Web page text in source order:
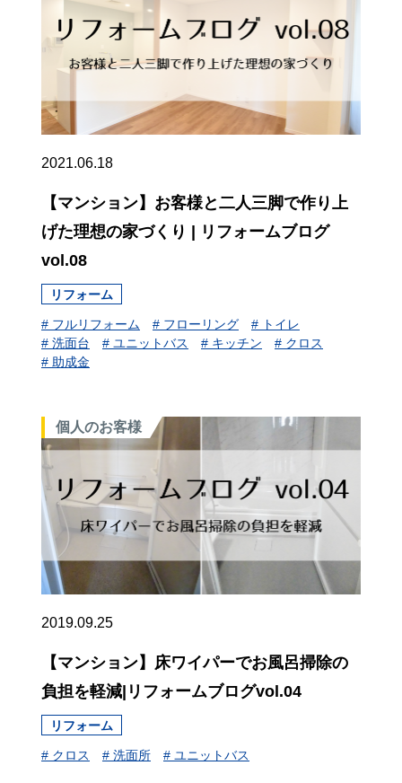
2021.06.18
【マンション】お客様と二人三脚で作り上
げた理想の家づくり | リフォームブログ
vol.08
リフォーム
# フルリフォーム # フローリング
# トイレ
# 洗面台
# ユニットバス # キッチン
# クロス
# 助成金
個人のお客様
2019.09.25
【マンション】床ワイパーでお風呂掃除の
負担を軽減|リフォームブログvol.04
リフォーム
# クロス # 洗面所 # ユニットバス